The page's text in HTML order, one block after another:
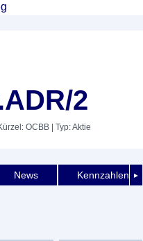
2
OCBB | Typ: Aktie
►
News Kennzahlen